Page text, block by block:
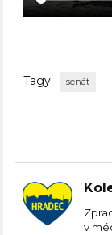
Tagy: senát
v